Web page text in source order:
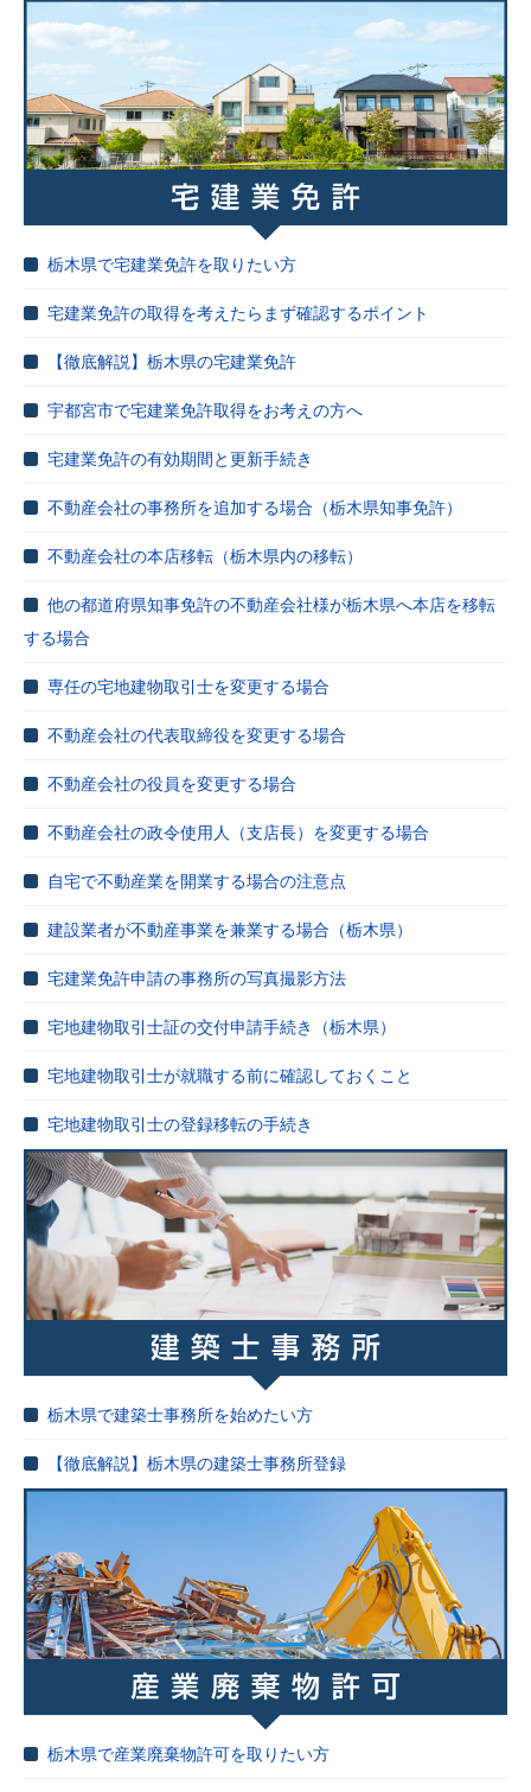
栃木県で宅建業免許を取りたい方
宅建業免許の取得を考えたらまず確認するポイント
【徹底解説】栃木県の宅建業免許
宇都宮市で宅建業免許取得をお考えの方へ
宅建業免許の有効期間と更新手続き
不動産会社の事務所を追加する場合（栃木県知事免許）
不動産会社の本店移転（栃木県内の移転）
他の都道府県知事免許の不動産会社様が栃木県へ本店を移転
する場合
専任の宅地建物取引士を変更する場合
不動産会社の代表取締役を変更する場合
不動産会社の役員を変更する場合
不動産会社の政令使用人（支店長）を変更する場合
自宅で不動産業を開業する場合の注意点
建設業者が不動産事業を兼業する場合（栃木県）
宅建業免許申請の事務所の写真撮影方法
宅地建物取引士証の交付申請手続き（栃木県）
宅地建物取引士が就職する前に確認しておくこと
宅地建物取引士の登録移転の手続き
栃木県で建築士事務所を始めたい方
【徹底解説】栃木県の建築士事務所登録
栃木県で産業廃棄物許可を取りたい方